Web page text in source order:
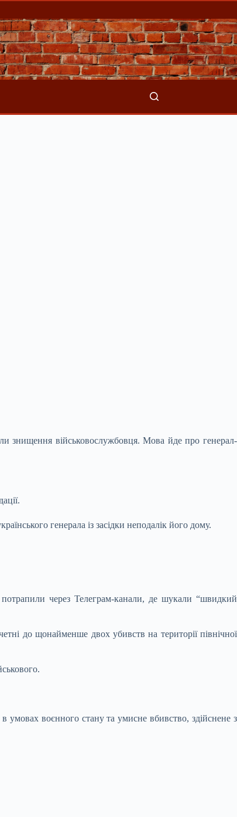
знищення військовослужбовця. Мова йде про генерал-
генерала із засідки неподалік його дому.
через Телеграм-канали, де шукали “швидкий
до щонайменше двох убивств на території північної
воєнного стану та умисне вбивство, здійснене з